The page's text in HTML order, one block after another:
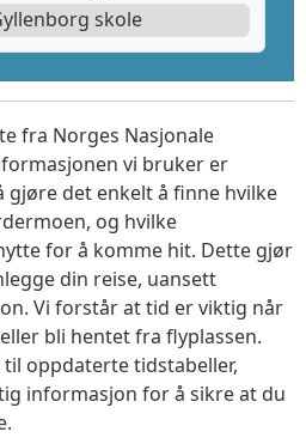
skole
fra Norges Nasjonale
vi bruker er
gjøre det enkelt å finne hvilke
og hvilke
for å komme hit. Dette gjør
din reise, uansett
Vi forstår at tid er viktig når
bli hentet fra flyplassen.
oppdaterte tidstabeller,
informasjon for å sikre at du